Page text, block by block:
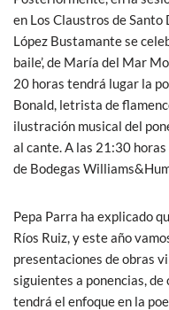
en Los Claustros de Santo
López Bustamante se
baile’, de María del Mar
20 horas tendrá lugar la
Bonald, letrista de
ilustración musical del
al cante. A las 21:30 horas
de Bodegas
Pepa Parra ha explicado
Ríos Ruiz, y este año
presentaciones de obras
siguientes a ponencias, de
tendrá el enfoque en la